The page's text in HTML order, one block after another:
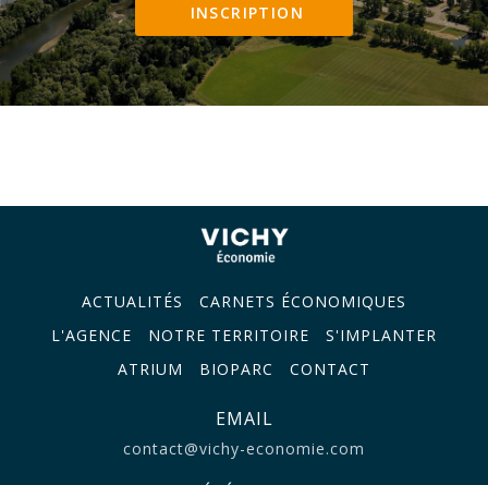
INSCRIPTION
ACTUALITÉS
CARNETS ÉCONOMIQUES
L'AGENCE
NOTRE TERRITOIRE
S'IMPLANTER
ATRIUM
BIOPARC CONTACT
EMAIL
contact@vichy-economie.com